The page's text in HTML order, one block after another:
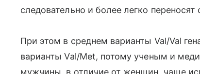
следовательно и более легко переносят
При этом в среднем варианты Val/Val
варианты Val/Met, потому ученым и
мужчины, в отличие от женщин, чаще